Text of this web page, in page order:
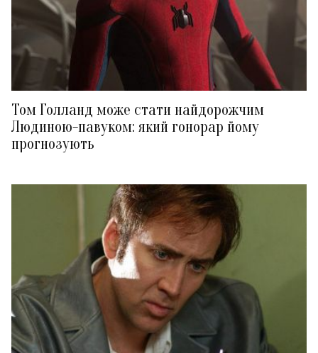
Том Голланд може стати найдорожчим
Людиною-павуком: який гонорар йому
прогнозують